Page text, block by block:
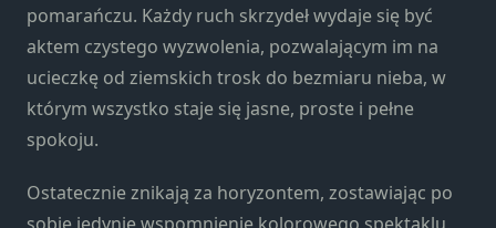
pomarańczu. Każdy ruch skrzydeł wydaje się być
aktem czystego wyzwolenia, pozwalającym im na
ucieczkę od ziemskich trosk do bezmiaru nieba, w
którym wszystko staje się jasne, proste i pełne
spokoju.
Ostatecznie znikają za horyzontem, zostawiając po
twojego
przejścia na nią.
Jeśli odrzucisz te
pliki cookie,
niektóre funkcje